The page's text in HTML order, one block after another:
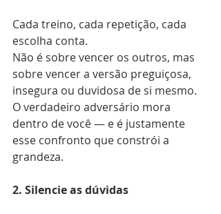
Cada treino, cada repetição, cada
escolha conta.
Não é sobre vencer os outros, mas
sobre vencer a versão preguiçosa,
insegura ou duvidosa de si mesmo.
O verdadeiro adversário mora
dentro de você — e é justamente
esse confronto que constrói a
grandeza.
2. Silencie as dúvidas